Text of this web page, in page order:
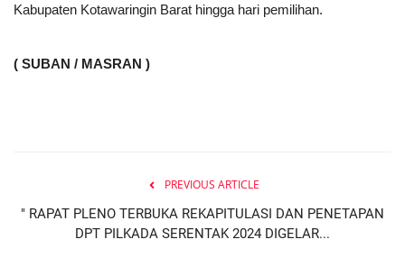
Kabupaten Kotawaringin Barat hingga hari pemilihan.
( SUBAN / MASRAN )
PREVIOUS ARTICLE
" RAPAT PLENO TERBUKA REKAPITULASI DAN PENETAPAN
DPT PILKADA SERENTAK 2024 DIGELAR...